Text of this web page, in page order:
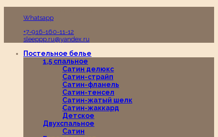
Whatsapp
+7-916-160-11-12
sleeppp.ru@yandex.ru
Постельное белье
1,5 спальное
Сатин делюкс
Сатин-страйп
Сатин-фланель
Сатин-тенсел
Сатин-жатый шелк
Сатин-жаккард
Детское
Двухспальное
Сатин